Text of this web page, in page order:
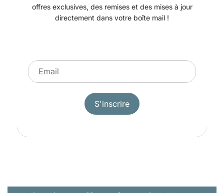
offres exclusives, des remises et des mises à jour
directement dans votre boîte mail !
E
-
m
S'inscrire